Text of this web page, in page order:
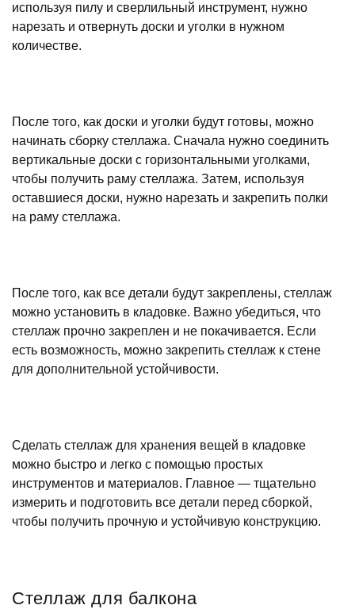
используя пилу и сверлильный инструмент, нужно
нарезать и отвернуть доски и уголки в нужном
количестве.
После того, как доски и уголки будут готовы, можно
начинать сборку стеллажа. Сначала нужно соединить
вертикальные доски с горизонтальными уголками,
чтобы получить раму стеллажа. Затем, используя
оставшиеся доски, нужно нарезать и закрепить полки
на раму стеллажа.
После того, как все детали будут закреплены, стеллаж
можно установить в кладовке. Важно убедиться, что
стеллаж прочно закреплен и не покачивается. Если
есть возможность, можно закрепить стеллаж к стене
для дополнительной устойчивости.
Сделать стеллаж для хранения вещей в кладовке
можно быстро и легко с помощью простых
инструментов и материалов. Главное — тщательно
измерить и подготовить все детали перед сборкой,
чтобы получить прочную и устойчивую конструкцию.
Стеллаж для балкона